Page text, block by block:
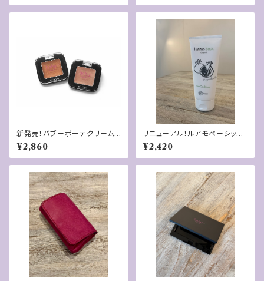
新発売！バブーボーテクリームア
イシャドウ
¥2,860
リニューアル！ルアモベーシック
コンディショナー
¥2,420